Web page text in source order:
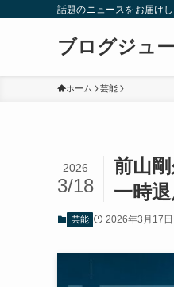
話題のニュースをお届け
ブログジュ
ホーム 芸能
前山
一時
2026
3/18
芸能 2026年3月17日